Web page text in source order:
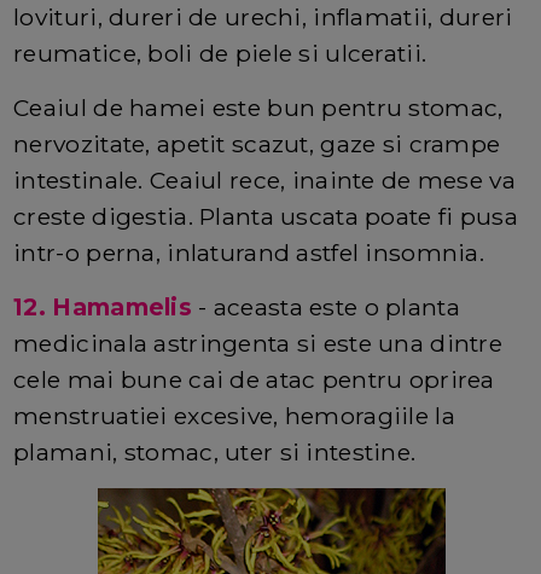
lovituri, dureri de urechi, inflamatii, dureri
reumatice, boli de piele si ulceratii.
Ceaiul de hamei este bun pentru stomac,
nervozitate, apetit scazut, gaze si crampe
intestinale. Ceaiul rece, inainte de mese va
creste digestia. Planta uscata poate fi pusa
intr-o perna, inlaturand astfel insomnia.
12. Hamamelis - aceasta este o planta
medicinala astringenta si este una dintre
cele mai bune cai de atac pentru oprirea
menstruatiei excesive, hemoragiile la
plamani, stomac, uter si intestine.